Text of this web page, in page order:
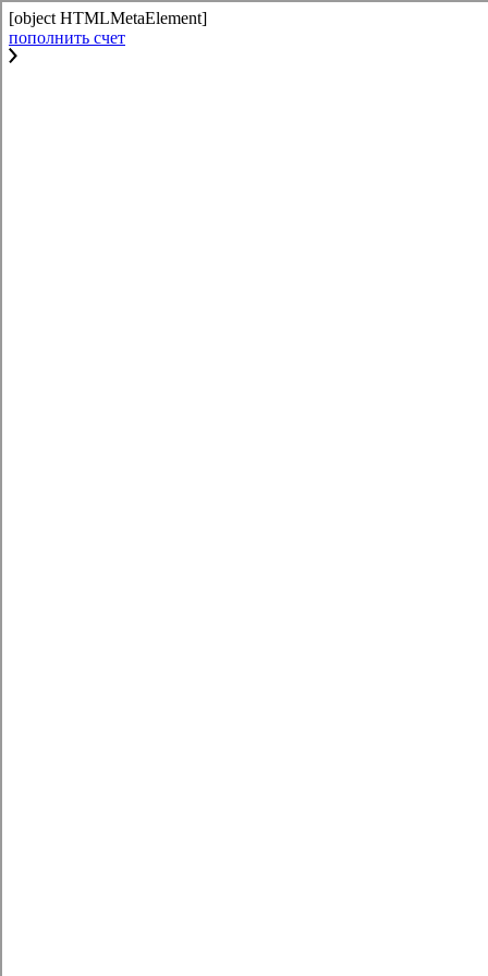
[object HTMLMetaElement]
пополнить счет